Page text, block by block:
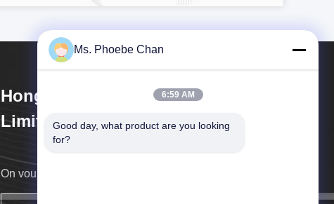
HongKong Guanke Industrial
Limited
On vous rappellera au plus vite.
Ms. Phoebe Chan
6:59 AM
Good day, what product are you looking
for?